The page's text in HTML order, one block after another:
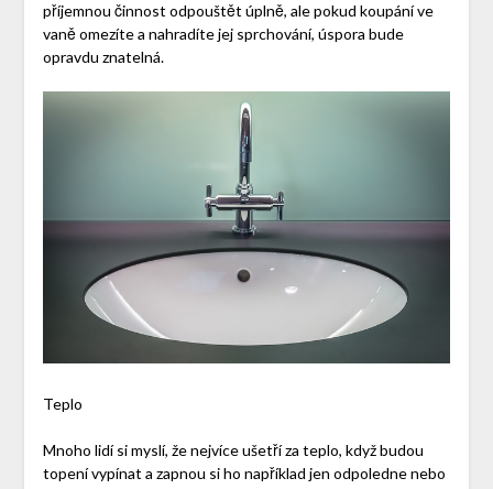
příjemnou činnost odpouštět úplně, ale pokud koupání ve
vaně omezíte a nahradíte jej sprchování, úspora bude
opravdu znatelná.
Teplo
Mnoho lidí si myslí, že nejvíce ušetří za teplo, když budou
topení vypínat a zapnou si ho například jen odpoledne nebo